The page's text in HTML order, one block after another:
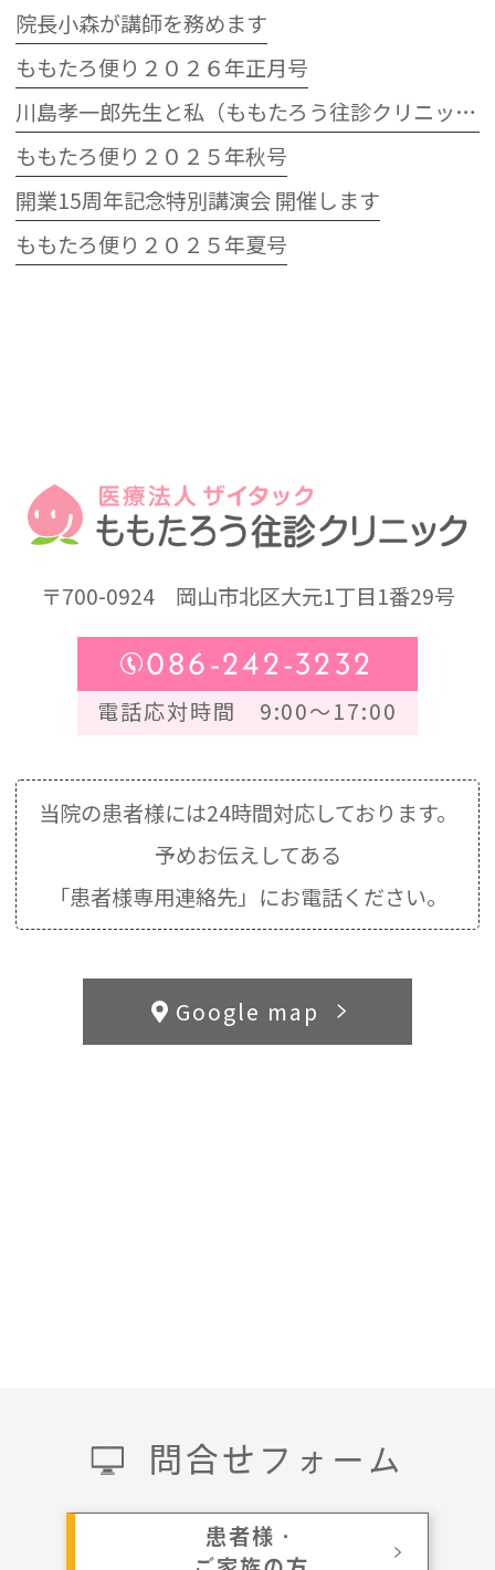
院長小森が講師を務めます
ももたろ便り２０２６年正月号
川島孝一郎先生と私（ももたろう往診クリニック開院15周年記念特別講演会）
ももたろ便り２０２５年秋号
開業15周年記念特別講演会 開催します
ももたろ便り２０２５年夏号
〒700-0924岡山市北区大元1丁目1番29号
086-242-3232
電話応対時間 9:00～17:00
当院の患者様には24時間対応しております。
予めお伝えしてある
「患者様専用連絡先」にお電話ください。
問合せフォーム
患者様・
Google map